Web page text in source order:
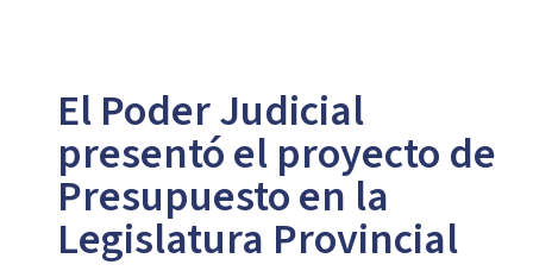
El Poder Judicial
presentó el proyecto de
Presupuesto en la
Legislatura Provincial